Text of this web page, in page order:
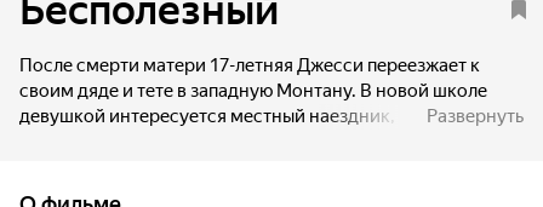
Бесполезный
После смерти матери 17-летняя Джесси переезжает к
своим дяде и тете в западную Монтану. В новой школе
девушкой интересуется местный наездник,
идет к своей мечте, хотя у нее и нет собственной лошади.
Развернуть